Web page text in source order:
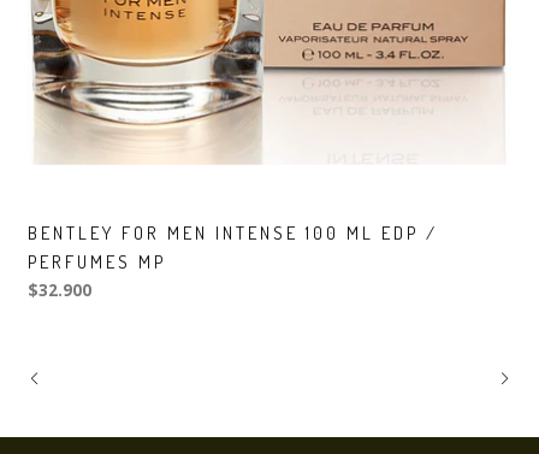
BENTLEY FOR MEN INTENSE 100 ML EDP /
PERFUMES MP
$32.900